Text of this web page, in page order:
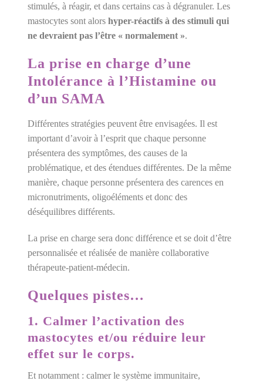
stimulés, à réagir, et dans certains cas à dégranuler. Les
mastocytes sont alorshyper-réactifs à des stimuli qui
ne devraient pas l’être « normalement ».
La prise en charge d’une
Intolérance à l’Histamine ou
d’un SAMA
Différentes stratégies peuvent être envisagées. Il est
important d’avoir à l’esprit que chaque personne
présentera des symptômes, des causes de la
problématique, et des étendues différentes. De la même
manière, chaque personne présentera des carences en
micronutriments, oligoéléments et donc des
déséquilibres différents.
La prise en charge sera donc différence et se doit d’être
personnalisée et réalisée de manière collaborative
thérapeute-patient-médecin.
Quelques pistes…
1. Calmer l’activation des
mastocytes et/ou réduire leur
effet sur le corps.
Et notamment : calmer le système immunitaire,